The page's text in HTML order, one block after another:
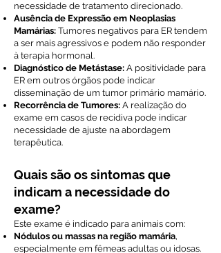
necessidade de tratamento direcionado.
Ausência de Expressão em Neoplasias
Mamárias: Tumores negativos para ER tendem
a ser mais agressivos e podem não responder
à terapia hormonal.
Diagnóstico de Metástase: A positividade para
ER em outros órgãos pode indicar
disseminação de um tumor primário mamário.
Recorrência de Tumores: A realização do
exame em casos de recidiva pode indicar
necessidade de ajuste na abordagem
terapêutica.
Quais são os sintomas que
indicam a necessidade do
exame?
Este exame é indicado para animais com:
Nódulos ou massas na região mamária,
especialmente em fêmeas adultas ou idosas.